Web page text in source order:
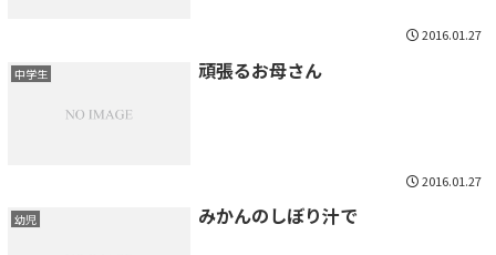
2016.01.27
中学生 頑張るお母さん
2016.01.27
幼児 みかんのしぼり汁で